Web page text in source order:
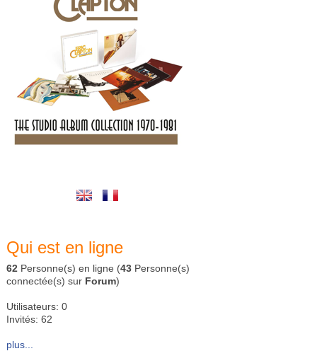
Qui est en ligne
62 Personne(s) en ligne (43 Personne(s)
connectée(s) sur Forum)
Utilisateurs: 0
Invités: 62
plus...